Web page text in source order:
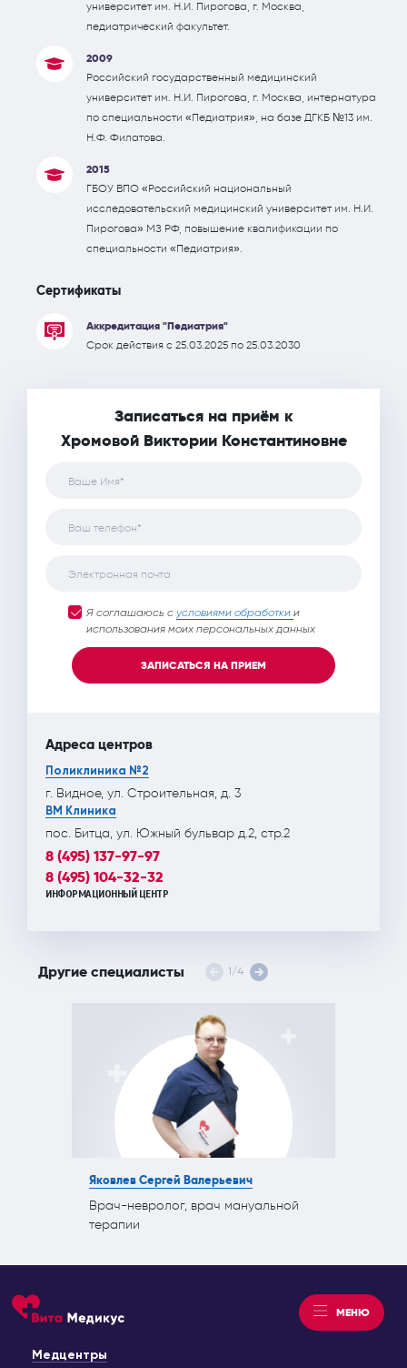
университет им. Н.И. Пирогова, г. Москва,
педиатрический факультет.
2009
Российский государственный медицинский
университет им. Н.И. Пирогова, г. Москва, интернатура
по специальности «Педиатрия», на базе ДГКБ №13 им.
Н.Ф. Филатова.
2015
ГБОУ ВПО «Российский национальный
исследовательский медицинский университет им. Н.И.
Пирогова» МЗ РФ, повышение квалификации по
специальности «Педиатрия».
Сертификаты
Аккредитация "Педиатрия"
Срок действия с 25.03.2025 по 25.03.2030
Записаться на приём к
Хромовой Виктории Константиновне
Ваше Имя*
Ваш телефон*
Электронная почта
Я соглашаюсь с условиями обработки и
использования моих персональных данных
ЗАПИСАТЬСЯ НА ПРИЕМ
Адреса центров
Поликлиника №2
г. Видное, ул. Строительная, д. 3
ВМ Клиника
пос. Битца, ул. Южный бульвар д.2, стр.2
8 (495) 137-97-97
8 (495) 104-32-32
ИНФОРМАЦИОННЫЙ ЦЕНТР
Другие специалисты 1 /4
Яковлев Сергей Валерьевич
Врач-невролог, врач мануальной
терапии
МЕНЮ
Медцентры